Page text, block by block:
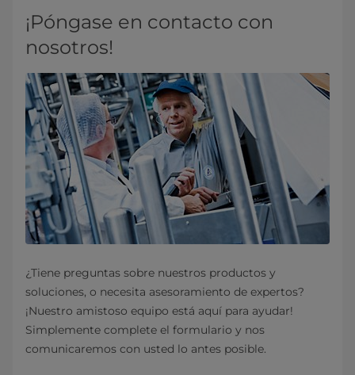
¡Póngase en contacto con
nosotros!
¿Tiene preguntas sobre nuestros productos y
soluciones, o necesita asesoramiento de expertos?
¡Nuestro amistoso equipo está aquí para ayudar!
Simplemente complete el formulario y nos
comunicaremos con usted lo antes posible.